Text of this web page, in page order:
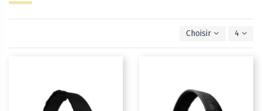
Choisir 4